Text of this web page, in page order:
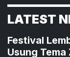
LATEST
Festival
Usung